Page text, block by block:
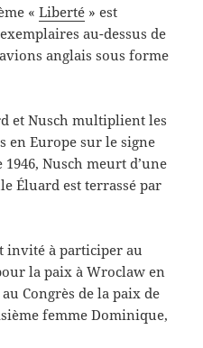
«Liberté » est
au-dessus de
anglais sous forme
et Nusch multiplient les
en Europe sur le signe
Nusch meurt d’une
Éluard est terrassé par
invité à participer au
la paix à Wroclaw en
Congrès de la paix de
femme Dominique,